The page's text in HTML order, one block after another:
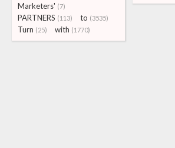
Marketers' (7)
PARTNERS (113) to (3535)
Turn (25) with (1770)